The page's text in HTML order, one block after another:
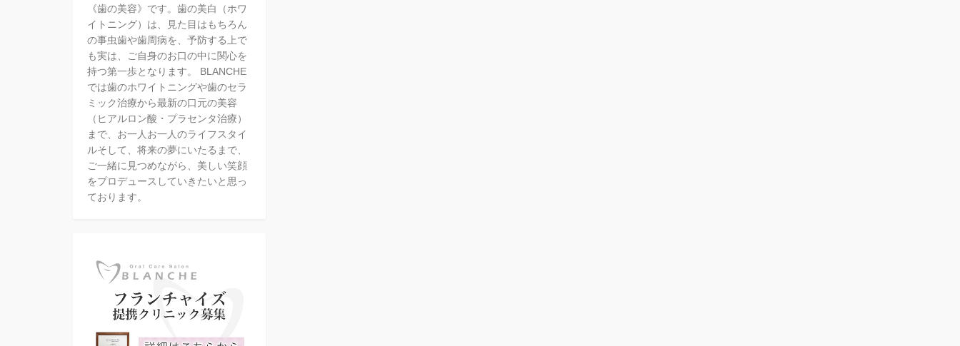
《歯の美容》です。歯の美白（ホワ
イトニング）は、見た目はもちろん
の事虫歯や歯周病を、予防する上で
も実は、ご自身のお口の中に関心を
持つ第一歩となります。 BLANCHE
では歯のホワイトニングや歯のセラ
ミック治療から最新の口元の美容
（ヒアルロン酸・プラセンタ治療）
まで、お一人お一人のライフスタイ
ルそして、将来の夢にいたるまで、
ご一緒に見つめながら、美しい笑顔
をプロデュースしていきたいと思っ
ております。